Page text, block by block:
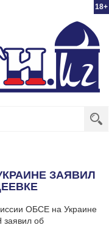
18+
ЗАЯВИЛ
ОБСЕ на Украине
об